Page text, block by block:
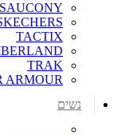
SAUCONY
TACTIX
TRAK
ARMOUR
נשים